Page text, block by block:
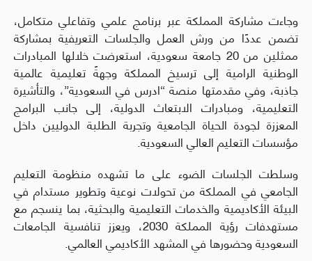
وجاءت مشاركة المملكة عبر برنامج علمي وتفاعلي متكامل،
تضمن عددًا من ورش العمل والجلسات التعريفية بمشاركة
ممثلين من 20 جامعة سعودية، استعرضت خلالها المبادرات
الوطنية الرامية إلى ترسيخ المملكة وجهةً تعليمية عالمية
جاذبة، وفي مقدمتها منصة “ادرس في السعودية”، والتأشيرة
التعليمية، ومبادرات الابتعاث الدولية، إلى جانب البرامج
المعززة لجودة الحياة الجامعية وتجربة الطلبة الدوليين داخل
مؤسسات التعليم العالي السعودية.
وسلطت الجلسات الضوء على ما تشهده منظومة التعليم
الجامعي في المملكة من تحولات نوعية وتطوير مستدام في
البيئة الأكاديمية والخدمات التعليمية والبحثية، بما ينسجم مع
مستهدفات رؤية المملكة 2030، ويعزز تنافسية الجامعات
السعودية وحضورها في المشهد الأكاديمي العالمي.